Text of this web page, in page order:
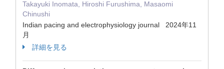
Takayuki Inomata, Hiroshi Furushima, Masaomi
Chinushi
Indian pacing and electrophysiology journal 2024年11
月
詳細を見る